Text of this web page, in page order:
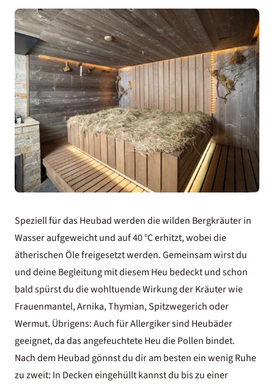
Speziell für das Heubad werden die wilden Bergkräuter in
Wasser aufgeweicht und auf 40 °C erhitzt, wobei die
ätherischen Öle freigesetzt werden. Gemeinsam wirst du
und deine Begleitung mit diesem Heu bedeckt und schon
bald spürst du die wohltuende Wirkung der Kräuter wie
Frauenmantel, Arnika, Thymian, Spitzwegerich oder
Wermut. Übrigens: Auch für Allergiker sind Heubäder
geeignet, da das angefeuchtete Heu die Pollen bindet.
Nach dem Heubad gönnst du dir am besten ein wenig Ruhe
zu zweit: In Decken eingehüllt kannst du bis zu einer